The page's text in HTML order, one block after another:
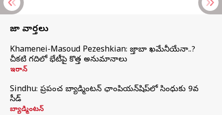
తాజా వార్తలు
Khamenei-Masoud Pezeshkian: మొజ్తాబా ఖమేనీయేనా..?
చీకటి గదిలో భేటీపై కొత్త అనుమానాలు
ఇరాన్
Sindhu: ప్రపంచ బ్యాడ్మింటన్‌ ఛాంపియన్‌షిప్‌లో సింధుకు 9వ
సీడ్
బ్యాడ్మింటన్